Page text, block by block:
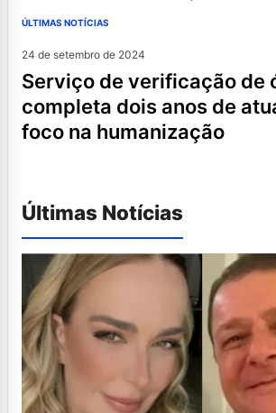
ÚLTIMAS NOTÍCIAS
24 de setembro de 2024
serviço de verificação de óbito
completa dois anos de
foco na humanização
Últimas Notícias